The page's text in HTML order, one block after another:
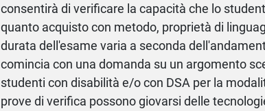
consentirà di verificare la capacità che lo
quanto acquisto con metodo, proprietà di
durata dell'esame varia a seconda
comincia con una domanda su un argomento
studenti con disabilità e/o con DSA per la
prove di verifica possono giovarsi delle